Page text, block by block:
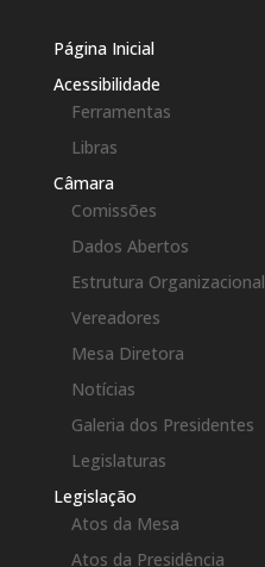
Página Inicial
Acessibilidade
Ferramentas
Libras
Câmara
Comissões
Dados Abertos
Estrutura Organizacional
Vereadores
Mesa Diretora
Notícias
Galeria dos Presidentes
Legislaturas
Legislação
Atos da Mesa
Atos da Presidência